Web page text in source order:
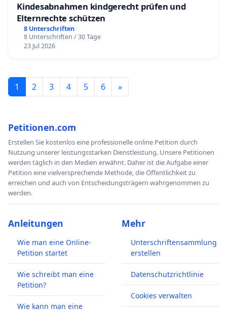
Kindesabnahmen kindgerecht prüfen und
Elternrechte schützen
8 Unterschriften
8 Unterschriften / 30 Tage
23 Jul 2026
1 2 3 4 5 6 »
Petitionen.com
Erstellen Sie kostenlos eine professionelle online Petition durch
Nutzung unserer leistungsstarken Dienstleistung. Unsere Petitionen
werden täglich in den Medien erwähnt. Daher ist die Aufgabe einer
Petition eine vielversprechende Methode, die Öffentlichkeit zu
erreichen und auch von Entscheidungsträgern wahrgenommen zu
werden.
Anleitungen
Wie man eine Online-
Petition startet
Wie schreibt man eine
Petition?
Wie kann man eine
Mehr
Unterschriftensammlung
erstellen
Datenschutzrichtlinie
Cookies verwalten